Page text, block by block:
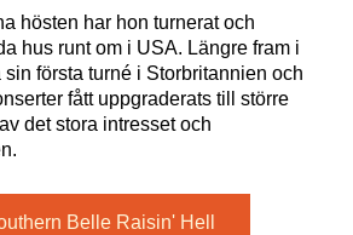
hösten har hon turnerat och
hus runt om i USA. Längre fram i
sin första turné i Storbritannien och
fått uppgraderats till större
det stora intresset och
Belle Raisin' Hell